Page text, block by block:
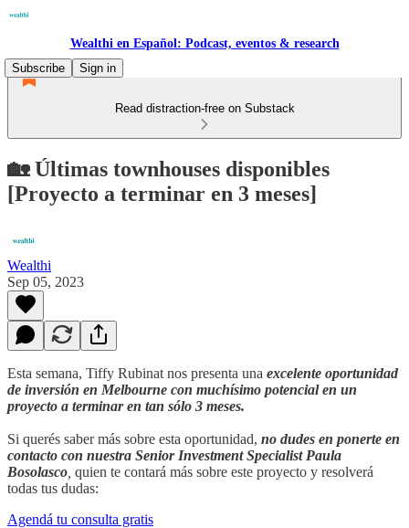
Wealthi en Español: Podcast, eventos & research
Subscribe
Sign in
Read distraction-free on Substack
🏡 Últimas townhouses disponibles
[Proyecto a terminar en 3 meses]
Wealthi
Sep 05, 2023
Esta semana, Tiffy Rubinat nos presenta una excelente oportunidad
de inversión en Melbourne con muchísimo potencial en un
proyecto a terminar en tan sólo 3 meses.
Si querés saber más sobre esta oportunidad, no dudes en ponerte en
contacto con nuestra Senior Investment Specialist Paula
Bosolasco quien te contará más sobre este proyecto y resolverá
todas tus dudas:
Agendá tu consulta gratis